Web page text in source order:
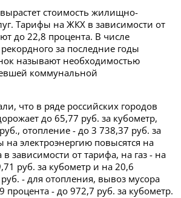
стоимость жилищно-
Тарифы на ЖКХ в зависимости от
до 22,8 процента. В числе
за последние годы
называют необходимостью
коммунальной
что в ряде российских городов
до 65,77 руб. за кубометр,
отопление - до 3 738,37 руб. за
на электроэнергию повысятся на
зависимости от тарифа, на газ - на
руб. за кубометр и на 20,6
- для отопления, вывоз мусора
процента - до 972,7 руб. за кубометр.